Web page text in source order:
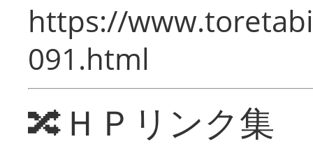
https://
091.html
🔀ＨＰリンク集